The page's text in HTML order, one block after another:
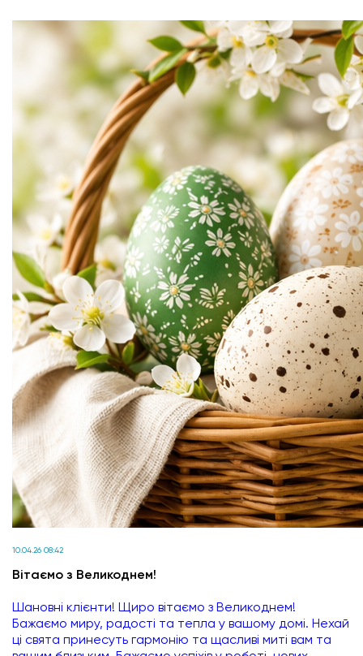
10.04.26 08:42
Вітаємо з Великоднем!
Шановні клієнти! Щиро вітаємо з Великоднем!
Бажаємо миру, радості та тепла у вашому домі. Нехай
ці свята принесуть гармонію та щасливі миті вам та